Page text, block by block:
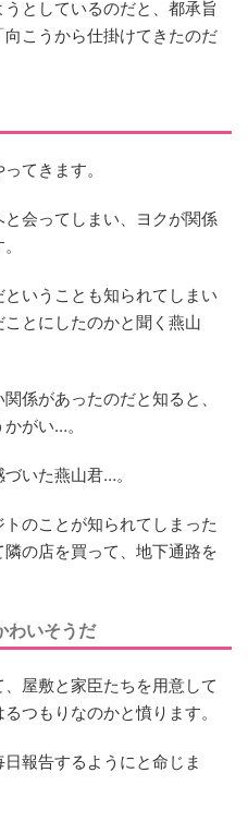
としているのだと、都承旨
こうから仕掛けてきたのだ
てきます。
会ってしまい、ヨクが関係
いうことも知られてしまい
とにしたのかと聞く燕山
係があったのだと知ると、
がい…。
いた燕山君…。
のことが知られてしまった
の店を買って、地下通路を
わいそうだ
屋敷と家臣たちを用意して
つもりなのかと憤ります。
報告するようにと命じま